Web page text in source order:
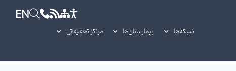
EN
شبکه‌ها بیمارستان‌ها مراکز تحقیقاتی